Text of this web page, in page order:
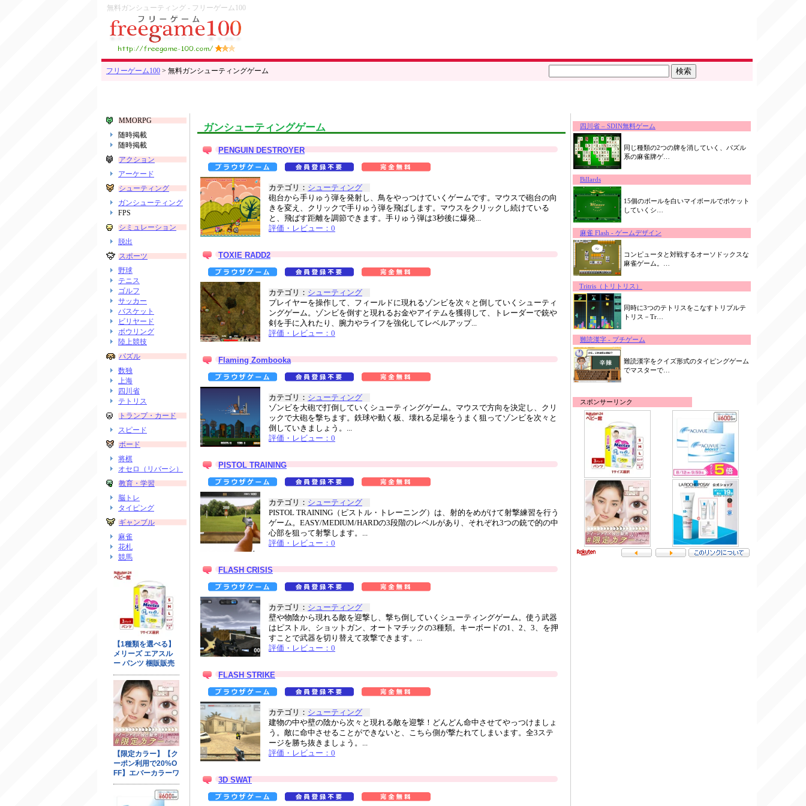
無料ガンシューティング - フリーゲーム100
フリーゲーム100 > 無料ガンシューティングゲーム
MMORPG
随時掲載
随時掲載
アクション
アーケード
シューティング
ガンシューティング
FPS
シミュレーション
脱出
スポーツ
野球
テニス
ゴルフ
サッカー
バスケット
ビリヤード
ボウリング
陸上競技
パズル
数独
上海
四川省
テトリス
トランプ・カード
スピード
ボード
将棋
オセロ（リバーシ）
教育・学習
脳トレ
タイピング
ギャンブル
麻雀
花札
競馬
ガンシューティングゲーム
PENGUIN DESTROYER
カテゴリ： シューティング
砲台から手りゅう弾を発射し、鳥をやっつけていくゲームです。マウスで砲台の向
きを変え、クリックで手りゅう弾を飛ばします。マウスをクリックし続けている
と、飛ばす距離を調節できます。手りゅう弾は3秒後に爆発...
評価・レビュー：0
TOXIE RADD2
カテゴリ： シューティング
プレイヤーを操作して、フィールドに現れるゾンビを次々と倒していくシューティ
ングゲーム。ゾンビを倒すと現れるお金やアイテムを獲得して、トレーダーで銃や
剣を手に入れたり、腕力やライフを強化してレベルアップ...
評価・レビュー：0
Flaming Zombooka
カテゴリ： シューティング
ゾンビを大砲で打倒していくシューティングゲーム。マウスで方向を決定し、クリ
ックで大砲を撃ちます。鉄球や動く板、壊れる足場をうまく狙ってゾンビを次々と
倒していきましょう。...
評価・レビュー：0
PISTOL TRAINING
カテゴリ： シューティング
PISTOL TRAINING（ピストル・トレーニング）は、射的をめがけて射撃練習を行う
ゲーム。EASY/MEDIUM/HARDの3段階のレベルがあり、それぞれ3つの銃で的の中
心部を狙って射撃します。...
評価・レビュー：0
FLASH CRISIS
カテゴリ： シューティング
壁や物陰から現れる敵を迎撃し、撃ち倒していくシューティングゲーム。使う武器
はピストル、ショットガン、オートマチックの3種類。キーボードの1、2、3、を押
すことで武器を切り替えて攻撃できます。...
評価・レビュー：0
FLASH STRIKE
カテゴリ： シューティング
建物の中や壁の陰から次々と現れる敵を迎撃！どんどん命中させてやっつけましょ
う。敵に命中させることができないと、こちら側が撃たれてしまいます。全3ステ
ージを勝ち抜きましょう。...
評価・レビュー：0
3D SWAT
四川省 – SDIN無料ゲーム
同じ種類の2つの牌を消していく、パズル
系の麻雀牌ゲ…
Billards
15個のボールを白いマイボールでポケット
していくシ…
麻雀 Flash - ゲームデザイン
コンピュータと対戦するオーソドックスな
麻雀ゲーム。…
Tritris（トリトリス）
同時に3つのテトリスをこなすトリプルテ
トリス－Tr…
難読漢字 - プチゲーム
難読漢字をクイズ形式のタイピングゲーム
でマスターで…
スポンサーリンク